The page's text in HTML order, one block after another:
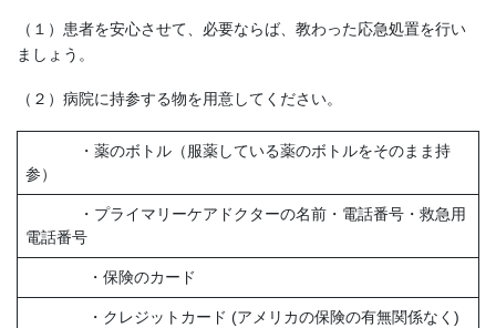
（１）患者を安心させて、必要ならば、教わった応急処置を行い
ましょう。
（２）病院に持参する物を用意してください。
・薬のボトル（服薬している薬のボトルをそのまま持
参）
・プライマリーケアドクターの名前・電話番号・救急用
電話番号
・保険のカード
・クレジットカード (アメリカの保険の有無関係なく)